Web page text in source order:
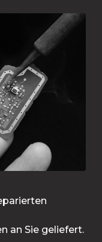
an Sie geliefert.